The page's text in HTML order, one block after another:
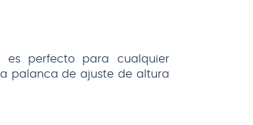
es perfecto para cualquier
palanca de ajuste de altura